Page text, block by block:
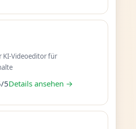
KI-Videoeditor für
5Details ansehen →